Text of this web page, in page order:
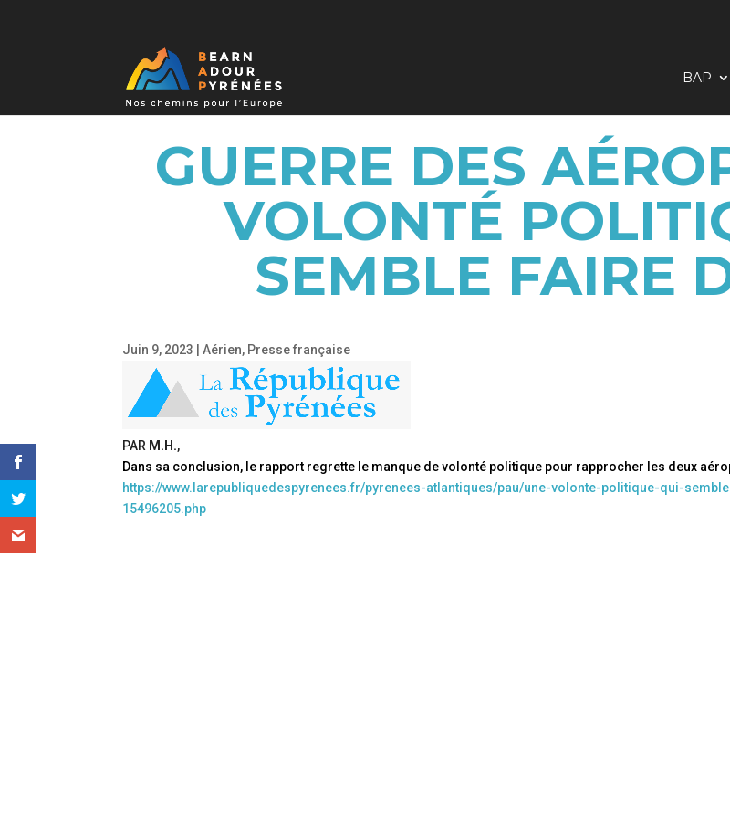
BAP
GUERRE DES
VOLONTÉ
SEMBLE FAIRE
Juin 9, 2023 |Aérien, Presse française
PAR M.H.,
Dans sa conclusion, le rapport regrette le manque de volonté politique pour rapprocher les deux
https://www.larepubliquedespyrenees.fr/pyrenees-atlantiques/pau/une-volonte-politique-qui-
15496205.php